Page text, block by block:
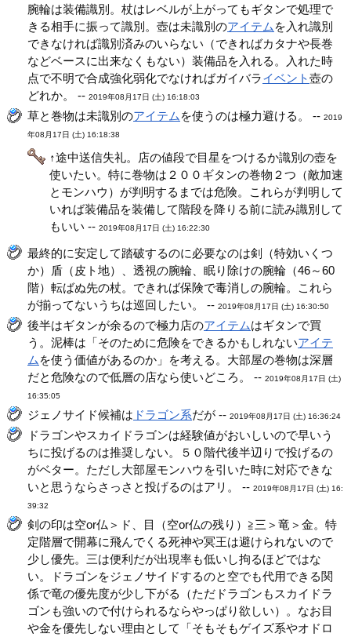
腕輪は装備識別。杖はレベルが上がってもギタンで処理で
きる相手に振って識別。壺は未識別のアイテム を入れ識別
できなければ識別済みのいらない（できればカタナや長巻
などベースに出来なくもない）装備品を入れる。入れた時
点で不明で合成強化弱化でなければガイバライベント壺の
どれか。 --2019年08月17日 (土) 16:18:03
草と巻物は未識別のアイテム を使うのは極力避ける。 --2019
年08月17日 (土) 16:18:38
↑途中送信失礼。店の値段で目星をつけるか識別の壺を
使いたい。特に巻物は２００ギタンの巻物２つ（敵加速
とモンハウ）が判明するまでは危険。これらが判明して
いれば装備品を装備して階段を降りる前に読み識別して
もいい --2019年08月17日 (土) 16:22:30
最終的に安定して踏破するのに必要なのは剣（特効いくつ
か）盾（皮ト地）、透視の腕輪、眠り除けの腕輪（46～60
階）転ばぬ先の杖。できれば保険で毒消しの腕輪。これら
が揃ってないうちは巡回したい。 --2019年08月17日 (土) 16:30:50
後半はギタンが余るので極力店のアイテムはギタンで買
う。泥棒は「そのために危険をできるかもしれないアイテ
ム を使う価値があるのか」を考える。大部屋の巻物は深層
だと危険なので低層の店なら使いどころ。 --2019年08月17日 (土)
16:35:05
ジェノサイド候補は ドラゴン系だが --2019年08月17日 (土) 16:36:24
ドラゴンやスカイドラゴンは経験値がおいしいので早いう
ちに投げるのは推奨しない。５０階代後半辺りで投げるの
がベター。ただし大部屋モンハウを引いた時に対応できな
いと思うならさっさと投げるのはアリ。 --2019年08月17日 (土) 16:
39:32
剣の印は空or仏＞ド、目（空or仏の残り）≧三＞竜＞金。特
定階層で開幕に飛んでくる死神や冥王は避けられないので
少し優先。三は便利だが出現率も低いし拘るほどではな
い。ドラゴンをジェノサイドするのと空でも代用できる関
係で竜の優先度が少し下がる（ただドラゴンもスカイドラ
ゴンも強いので付けられるならやっぱり欲しい）。なお目
や金を優先しない理由として「そもそもゲイズ系やオドロ